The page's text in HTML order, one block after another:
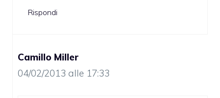
Rispondi
Camillo Miller
04/02/2013 alle 17:33